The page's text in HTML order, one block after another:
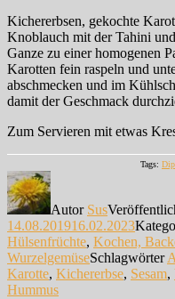
Kichererbsen, gekochte
Knoblauch mit der Tahini
Ganze zu einer homogenen
Karotten fein raspeln und
abschmecken und im
damit der Geschmack
Zum Servieren mit etwas
Tags: Dip
Autor Sus
14.08.201916.02.2023
Hülsenfrüchte, Kochen,
WurzelgemüseSchlagwörter
Karotte, Kichererbse, Sesam,
Hummus